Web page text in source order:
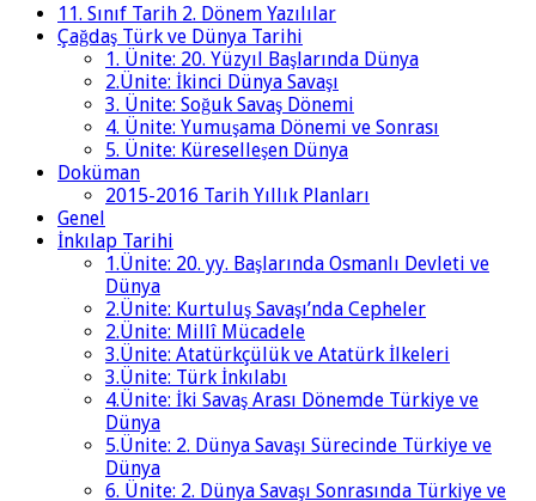
11. Sınıf Tarih 2. Dönem Yazılılar
Çağdaş Türk ve Dünya Tarihi
1. Ünite: 20. Yüzyıl Başlarında Dünya
2.Ünite: İkinci Dünya Savaşı
3. Ünite: Soğuk Savaş Dönemi
4. Ünite: Yumuşama Dönemi ve Sonrası
5. Ünite: Küreselleşen Dünya
Doküman
2015-2016 Tarih Yıllık Planları
Genel
İnkılap Tarihi
1.Ünite: 20. yy. Başlarında Osmanlı Devleti ve
Dünya
2.Ünite: Kurtuluş Savaşı’nda Cepheler
2.Ünite: Millî Mücadele
3.Ünite: Atatürkçülük ve Atatürk İlkeleri
3.Ünite: Türk İnkılabı
4.Ünite: İki Savaş Arası Dönemde Türkiye ve
Dünya
5.Ünite: 2. Dünya Savaşı Sürecinde Türkiye ve
Dünya
6. Ünite: 2. Dünya Savaşı Sonrasında Türkiye ve